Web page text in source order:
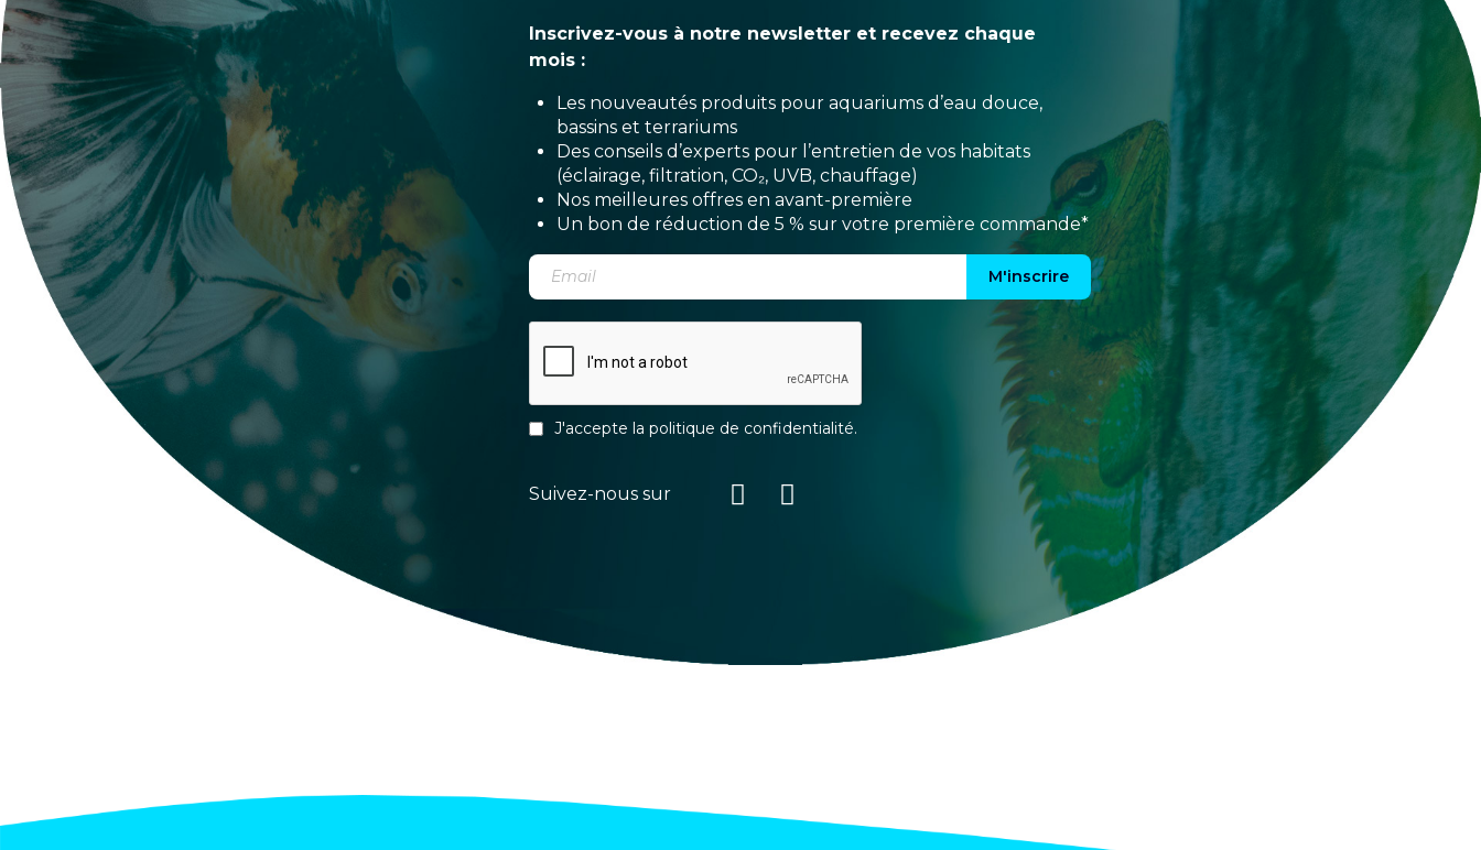
Inscrivez-vous à notre newsletter et recevez chaque
mois :
Les nouveautés produits pour aquariums d’eau douce,
bassins et terrariums
Des conseils d’experts pour l’entretien de vos habitats
(éclairage, filtration, CO₂, UVB, chauffage)
Nos meilleures offres en avant-première
Un bon de réduction de 5 % sur votre première commande*
M'inscrire
J'accepte la politique de confidentialité.
Suivez-nous sur